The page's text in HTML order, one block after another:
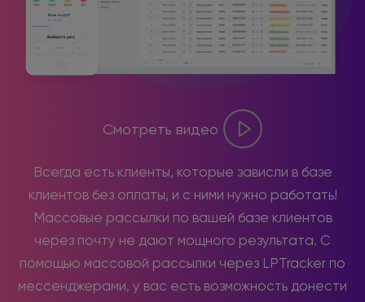
Смотреть видео
Всегда есть клиенты, которые зависли в базе
клиентов без оплаты, и с ними нужно работать!
Массовые рассылки по вашей базе клиентов
через почту не дают мощного результата. С
помощью массовой рассылки через LPTracker по
мессенджерами, у вас есть возможность донести